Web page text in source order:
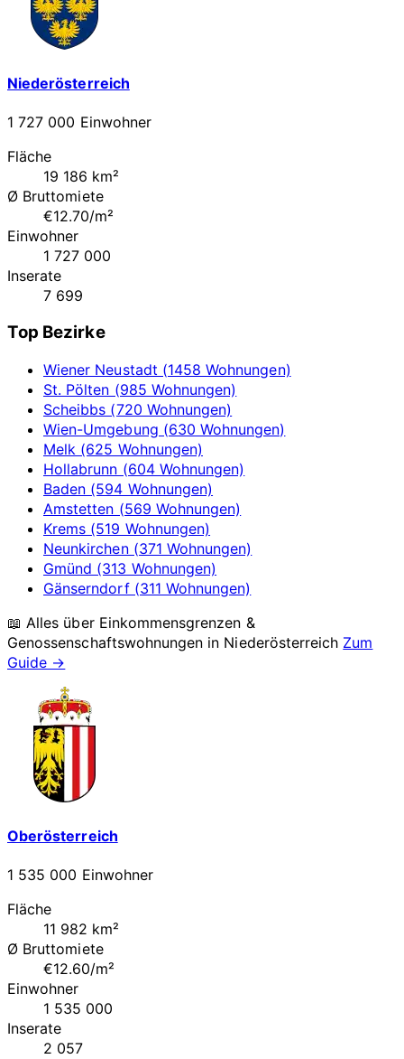
Niederösterreich
1 727 000 Einwohner
Fläche
19 186 km²
Ø Bruttomiete
€12.70/m²
Einwohner
1 727 000
Inserate
7 699
Top Bezirke
Wiener Neustadt (1458 Wohnungen)
St. Pölten (985 Wohnungen)
Scheibbs (720 Wohnungen)
Wien-Umgebung (630 Wohnungen)
Melk (625 Wohnungen)
Hollabrunn (604 Wohnungen)
Baden (594 Wohnungen)
Amstetten (569 Wohnungen)
Krems (519 Wohnungen)
Neunkirchen (371 Wohnungen)
Gmünd (313 Wohnungen)
Gänserndorf (311 Wohnungen)
📖 Alles über Einkommensgrenzen &
Genossenschaftswohnungen in Niederösterreich Zum
Guide →
Oberösterreich
1 535 000 Einwohner
Fläche
11 982 km²
Ø Bruttomiete
€12.60/m²
Einwohner
1 535 000
Inserate
2 057